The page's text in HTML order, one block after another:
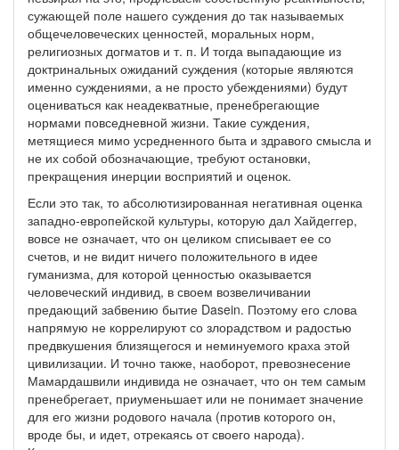
сужающей поле нашего суждения до так называемых
общечеловеческих ценностей, моральных норм,
религиозных догматов и т. п. И тогда выпадающие из
доктринальных ожиданий суждения (которые являются
именно суждениями, а не просто убеждениями) будут
оцениваться как неадекватные, пренебрегающие
нормами повседневной жизни. Такие суждения,
метящиеся мимо усредненного быта и здравого смысла и
не их собой обозначающие, требуют остановки,
прекращения инерции восприятий и оценок.
Если это так, то абсолютизированная негативная оценка
западно-европейской культуры, которую дал Хайдеггер,
вовсе не означает, что он целиком списывает ее со
счетов, и не видит ничего положительного в идее
гуманизма, для которой ценностью оказывается
человеческий индивид, в своем возвеличивании
предающий забвению бытие Dasein. Поэтому его слова
напрямую не коррелируют со злорадством и радостью
предвкушения близящегося и неминуемого краха этой
цивилизации. И точно также, наоборот, превознесение
Мамардашвили индивида не означает, что он тем самым
пренебрегает, приуменьшает или не понимает значение
для его жизни родового начала (против которого он,
вроде бы, и идет, отрекаясь от своего народа).